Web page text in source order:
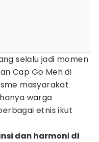
selalu jadi momen
Cap Go Meh di
masyarakat
warga
etnis ikut
dan harmoni di